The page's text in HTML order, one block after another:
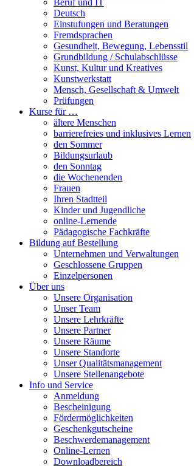
Beruf und IT
Deutsch
Einstufungen und Beratungen
Fremdsprachen
Gesundheit, Bewegung, Lebensstil
Grundbildung / Schulabschlüsse
Kunst, Kultur und Kreatives
Kunstwerkstatt
Mensch, Gesellschaft & Umwelt
Prüfungen
Kurse für …
ältere Menschen
barrierefreies und inklusives Lernen
den Sommer
Bildungsurlaub
den Sonntag
die Wochenenden
Frauen
Ihren Stadtteil
Kinder und Jugendliche
online-Lernende
Pädagogische Fachkräfte
Bildung auf Bestellung
Unternehmen und Verwaltungen
Geschlossene Gruppen
Einzelpersonen
Über uns
Unsere Organisation
Unser Team
Unsere Lehrkräfte
Unsere Partner
Unsere Räume
Unsere Standorte
Unser Qualitätsmanagement
Unsere Stellenangebote
Info und Service
Anmeldung
Bescheinigung
Fördermöglichkeiten
Geschenkgutscheine
Beschwerdemanagement
Online-Lernen
Downloadbereich